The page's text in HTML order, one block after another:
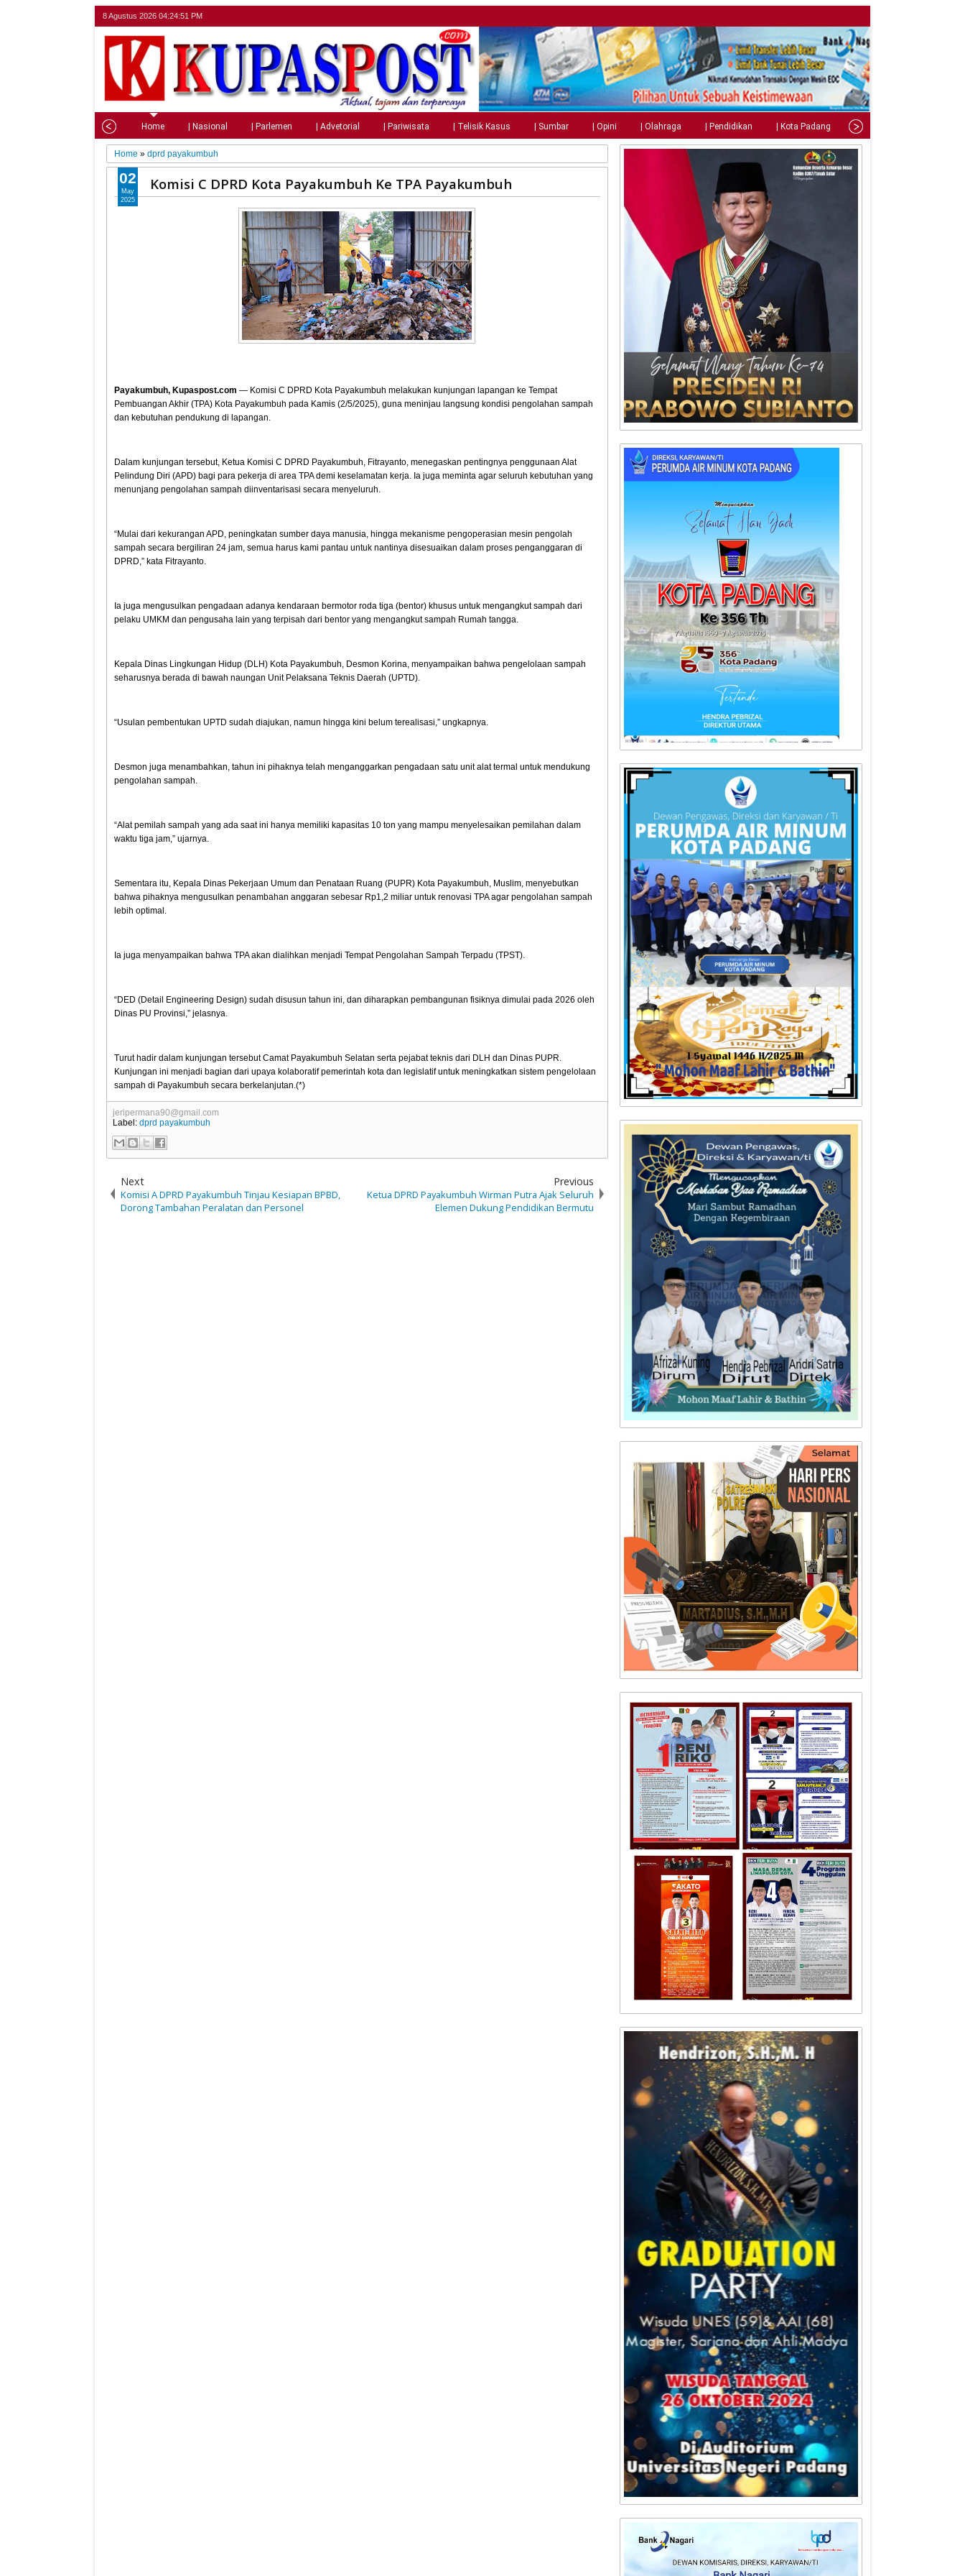
8 Agustus 2026 04:24:52 PM
Home | Nasional | Parlemen | Advetorial | Pariwisata | Telisik Kasus | Sumbar | Opini | Olahraga | Pendidikan | Kota Padang | Tips
Home »dprd payakumbuh
Komisi C DPRD Kota Payakumbuh Ke TPA Payakumbuh
Payakumbuh, Kupaspost.com — Komisi C DPRD Kota Payakumbuh melakukan kunjungan lapangan ke Tempat
Pembuangan Akhir (TPA) Kota Payakumbuh pada Kamis (2/5/2025), guna meninjau langsung kondisi pengolahan sampah
dan kebutuhan pendukung di lapangan.
Dalam kunjungan tersebut, Ketua Komisi C DPRD Payakumbuh, Fitrayanto, menegaskan pentingnya penggunaan Alat
Pelindung Diri (APD) bagi para pekerja di area TPA demi keselamatan kerja. Ia juga meminta agar seluruh kebutuhan yang
menunjang pengolahan sampah diinventarisasi secara menyeluruh.
“Mulai dari kekurangan APD, peningkatan sumber daya manusia, hingga mekanisme pengoperasian mesin pengolah
sampah secara bergiliran 24 jam, semua harus kami pantau untuk nantinya disesuaikan dalam proses penganggaran di
DPRD,” kata Fitrayanto.
Ia juga mengusulkan pengadaan adanya kendaraan bermotor roda tiga (bentor) khusus untuk mengangkut sampah dari
pelaku UMKM dan pengusaha lain yang terpisah dari bentor yang mengangkut sampah Rumah tangga.
Kepala Dinas Lingkungan Hidup (DLH) Kota Payakumbuh, Desmon Korina, menyampaikan bahwa pengelolaan sampah
seharusnya berada di bawah naungan Unit Pelaksana Teknis Daerah (UPTD).
“Usulan pembentukan UPTD sudah diajukan, namun hingga kini belum terealisasi,” ungkapnya.
Desmon juga menambahkan, tahun ini pihaknya telah menganggarkan pengadaan satu unit alat termal untuk mendukung
pengolahan sampah.
“Alat pemilah sampah yang ada saat ini hanya memiliki kapasitas 10 ton yang mampu menyelesaikan pemilahan dalam
waktu tiga jam,” ujarnya.
Sementara itu, Kepala Dinas Pekerjaan Umum dan Penataan Ruang (PUPR) Kota Payakumbuh, Muslim, menyebutkan
bahwa pihaknya mengusulkan penambahan anggaran sebesar Rp1,2 miliar untuk renovasi TPA agar pengolahan sampah
lebih optimal.
Ia juga menyampaikan bahwa TPA akan dialihkan menjadi Tempat Pengolahan Sampah Terpadu (TPST).
“DED (Detail Engineering Design) sudah disusun tahun ini, dan diharapkan pembangunan fisiknya dimulai pada 2026 oleh
Dinas PU Provinsi,” jelasnya.
Turut hadir dalam kunjungan tersebut Camat Payakumbuh Selatan serta pejabat teknis dari DLH dan Dinas PUPR.
Kunjungan ini menjadi bagian dari upaya kolaboratif pemerintah kota dan legislatif untuk meningkatkan sistem pengelolaan
sampah di Payakumbuh secara berkelanjutan.(*)
02
May
2025
jeripermana90@gmail.com
Label:dprd payakumbuh
Next
Komisi A DPRD Payakumbuh Tinjau Kesiapan BPBD,
Dorong Tambahan Peralatan dan Personel
Previous
Ketua DPRD Payakumbuh Wirman Putra Ajak Seluruh
Elemen Dukung Pendidikan Bermutu